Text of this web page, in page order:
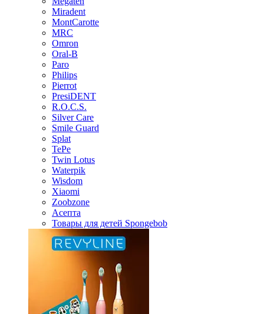
Miradent
MontCarotte
MRC
Omron
Oral-B
Paro
Philips
Pierrot
PresiDENT
R.O.C.S.
Silver Care
Smile Guard
Splat
TePe
Twin Lotus
Waterpik
Wisdom
Xiaomi
Zoobzone
Асепта
Товары для детей Spongebob